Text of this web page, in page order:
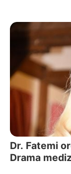
Dr. Fatemi
Drama